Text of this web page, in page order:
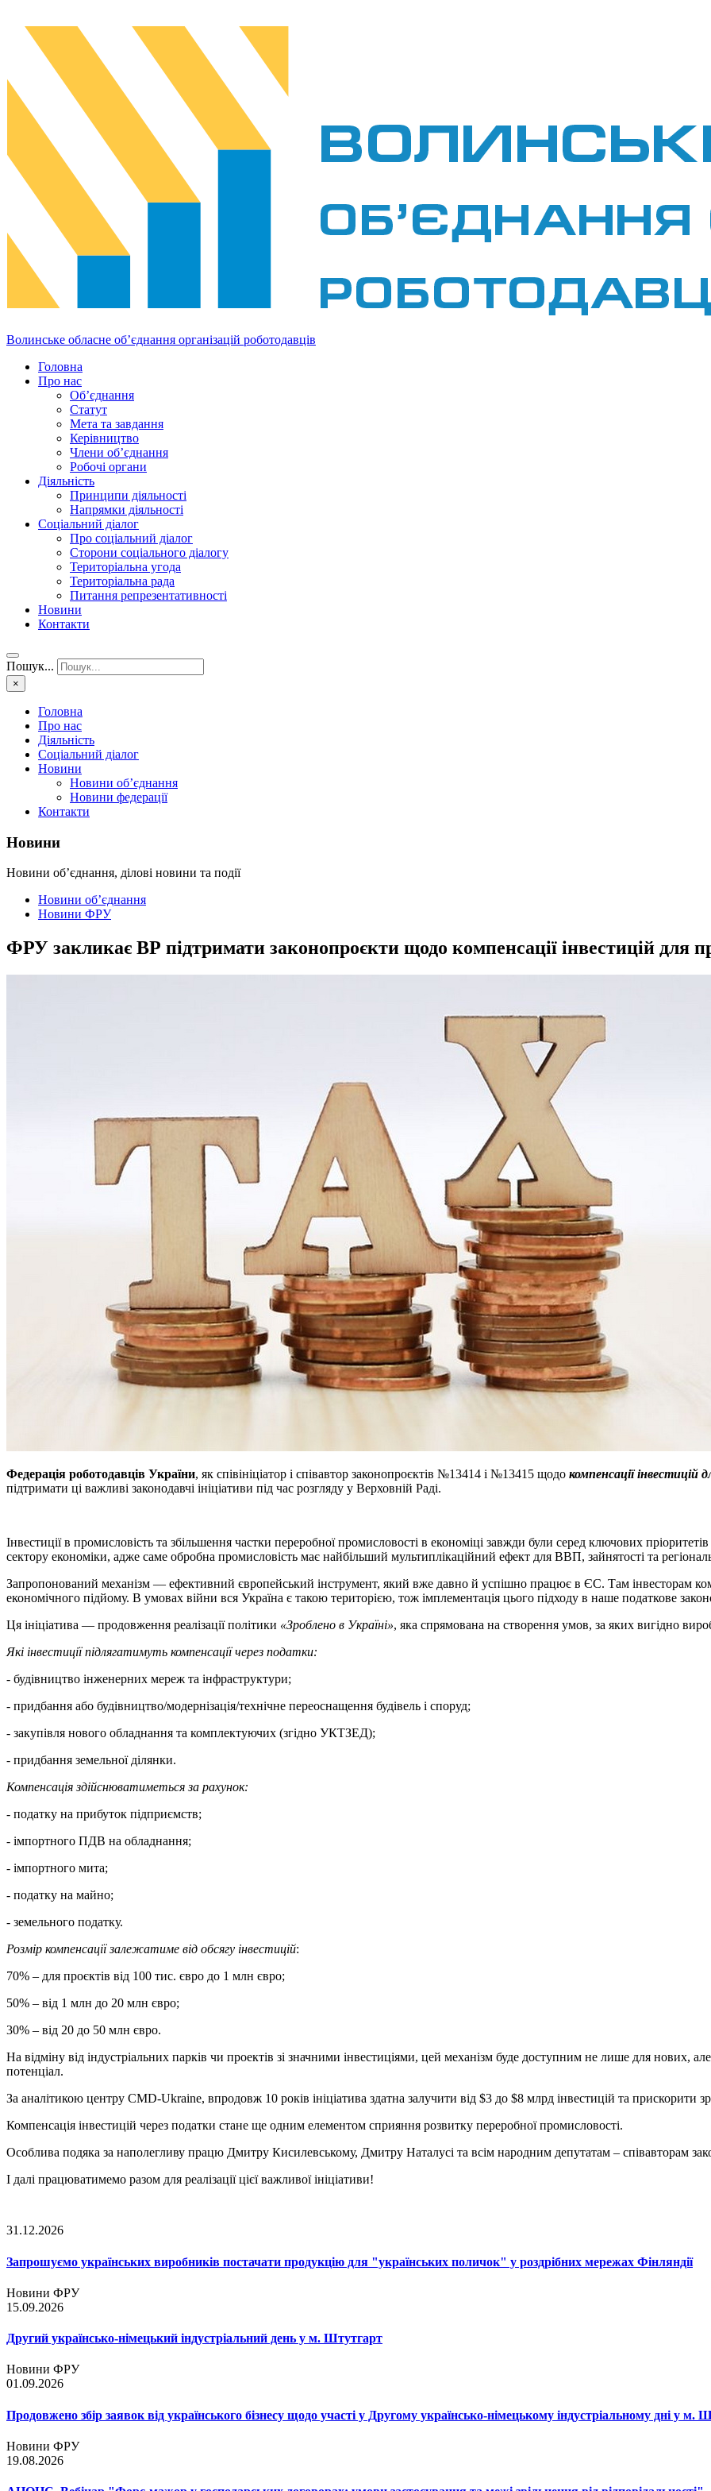
Волинське обласне об’єднання організацій роботодавців
Головна
Про нас
Об’єднання
Статут
Мета та завдання
Керівництво
Члени об’єднання
Робочі органи
Діяльність
Принципи діяльності
Напрямки діяльності
Соціальний діалог
Про соціальний діалог
Сторони соціального діалогу
Територіальна угода
Територіальна рада
Питання репрезентативності
Новини
Контакти
Пошук...
×
Головна
Про нас
Діяльність
Соціальний діалог
Новини
Новини об’єднання
Новини федерації
Контакти
Новини
Новини об’єднання, ділові новини та події
Новини об’єднання
Новини ФРУ
ФРУ закликає ВР підтримати законопроєкти щодо компенсації інвестицій для
Федерація роботодавців України, як співініціатор і співавтор законопроєктів №13414 і №13415 щодо компенсації інвестицій
підтримати ці важливі законодавчі ініціативи під час розгляду у Верховній Раді.
Інвестиції в промисловість та збільшення частки переробної промисловості в економіці завжди були серед ключових
сектору економіки, адже саме обробна промисловість має найбільший мультиплікаційний ефект для ВВП, зайнятості та
Запропонований механізм — ефективний європейський інструмент, який вже давно й успішно працює в ЄС. Там інвесторам
економічного підйому. В умовах війни вся Україна є такою територією, тож імплементація цього підходу в наше податкове
Ця ініціатива — продовження реалізації політики «Зроблено в Україні», яка спрямована на створення умов, за яких вигідно
Які інвестиції підлягатимуть компенсації через податки:
- будівництво інженерних мереж та інфраструктури;
- придбання або будівництво/модернізація/технічне переоснащення будівель і споруд;
- закупівля нового обладнання та комплектуючих (згідно УКТЗЕД);
- придбання земельної ділянки.
Компенсація здійснюватиметься за рахунок:
- податку на прибуток підприємств;
- імпортного ПДВ на обладнання;
- імпортного мита;
- податку на майно;
- земельного податку.
Розмір компенсації залежатиме від обсягу інвестицій:
70% – для проєктів від 100 тис. євро до 1 млн євро;
50% – від 1 млн до 20 млн євро;
30% – від 20 до 50 млн євро.
На відміну від індустріальних парків чи проектів зі значними інвестиціями, цей механізм буде доступним не лише для нових,
потенціал.
За аналітикою центру CMD-Ukraine, впродовж 10 років ініціатива здатна залучити від $3 до $8 млрд інвестицій та
Компенсація інвестицій через податки стане ще одним елементом сприяння розвитку переробної промисловості.
Особлива подяка за наполегливу працю Дмитру Кисилевському, Дмитру Наталусі та всім народним депутатам – співавторам
І далі працюватимемо разом для реалізації цієї важливої ініціативи!
31.12.2026
Запрошуємо українських виробників постачати продукцію для "українських поличок" у роздрібних мережах Фінляндії
Новини ФРУ
15.09.2026
Другий українсько-німецький індустріальний день у м. Штутгарт
Новини ФРУ
01.09.2026
Продовжено збір заявок від українського бізнесу щодо участі у Другому українсько-німецькому індустріальному дні у м.
Новини ФРУ
19.08.2026